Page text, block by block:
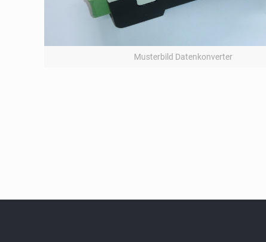
Musterbild Datenkonverter